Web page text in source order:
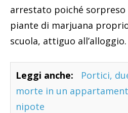
arrestato poiché sorpreso
piante di marjuana
scuola, attiguo all’alloggio.
Leggi anche:
Portici,
morte in un
nipote